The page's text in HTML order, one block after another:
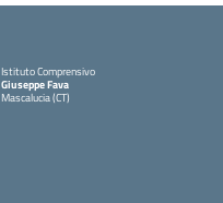
Istituto Comprensivo
Giuseppe Fava
Mascalucia (CT)